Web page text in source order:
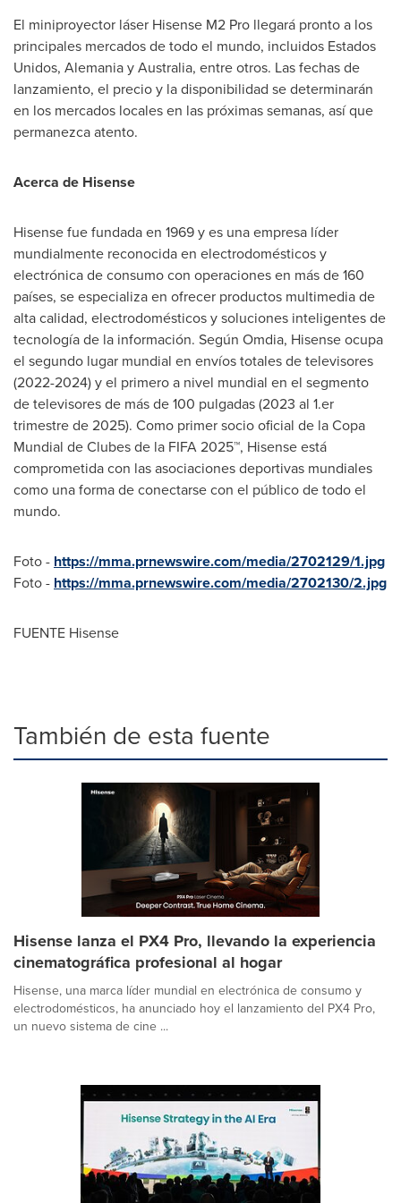
El miniproyector láser Hisense M2 Pro llegará pronto a los
principales mercados de todo el mundo, incluidos Estados
Unidos, Alemania yAustralia, entre otros. Las fechas de
lanzamiento, el precio y la disponibilidad se determinarán
en los mercados locales en las próximas semanas, así que
permanezca atento.
Acerca de Hisense
Hisense fue fundada en 1969 y es una empresa líder
mundialmente reconocida en electrodomésticos y
electrónica de consumo con operaciones en más de 160
países, se especializa en ofrecer productos multimedia de
alta calidad, electrodomésticos y soluciones inteligentes de
tecnología de la información. Según Omdia, Hisense ocupa
el segundo lugar mundial en envíos totales de televisores
(2022-2024) y el primero a nivel mundial en el segmento
de televisores de más de 100 pulgadas (2023 al 1.er
trimestre de 2025). Como primer socio oficial de la Copa
Mundial de Clubes de la FIFA 2025™, Hisense está
comprometida con las asociaciones deportivas mundiales
como una forma de conectarse con el público de todo el
mundo.
Foto - https://mma.prnewswire.com/media/2702129/1.jpg
Foto - https://mma.prnewswire.com/media/2702130/2.jpg
FUENTE Hisense
También de esta fuente
Hisense lanza el PX4 Pro, llevando la experiencia
cinematográfica profesional al hogar
Hisense, una marca líder mundial en electrónica de consumo y
electrodomésticos, ha anunciado hoy el lanzamiento del PX4 Pro,
un nuevo sistema de cine ...